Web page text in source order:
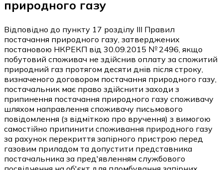
природного газу
Відповідно до пункту 17 розділу ІІІ Правил
постачання природного газу, затверджених
постановою НКРЕКП від 30.09.2015 № 2496, якщо
побутовий споживач не здійснив оплату за спожитий
природний газ протягом десяти днів після строку,
визначеного договором постачання природного газу,
постачальник має право здійснити заходи з
припинення постачання природного газу споживачу
шляхом направлення споживачу письмового
повідомлення (з відміткою про вручення) з вимогою
самостійно припинити споживання природного газу
за рахунок перекриття запірного пристрою перед
газовим приладом та допустити представника
постачальника за пред'явленням службового